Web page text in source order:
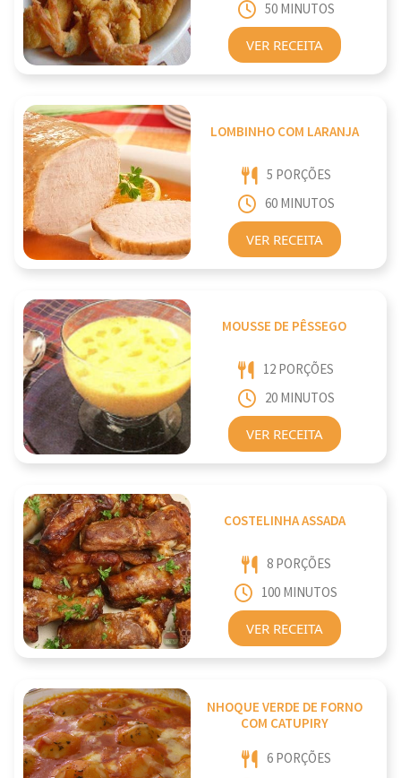
50 MINUTOS
VER RECEITA
LOMBINHO COM LARANJA
5 PORÇÕES
60 MINUTOS
VER RECEITA
MOUSSE DE PÊSSEGO
12 PORÇÕES
20 MINUTOS
VER RECEITA
COSTELINHA ASSADA
8 PORÇÕES
100 MINUTOS
VER RECEITA
NHOQUE VERDE DE FORNO
COM CATUPIRY
6 PORÇÕES